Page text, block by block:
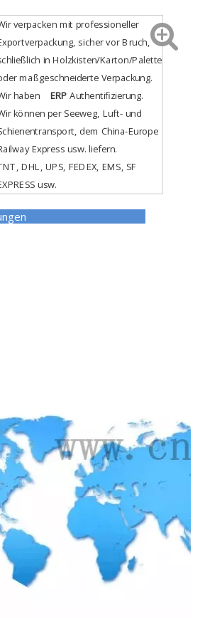
verpacken mit professioneller
sicher vor Bruch,
in Holzkisten/Karton/Palette
maßgeschneiderte Verpackung.
haben ERP Authentifizierung.
können per Seeweg, Luft- und
dem China-Europe
Express usw. liefern.
DHL, UPS, FEDEX, EMS, SF
usw.